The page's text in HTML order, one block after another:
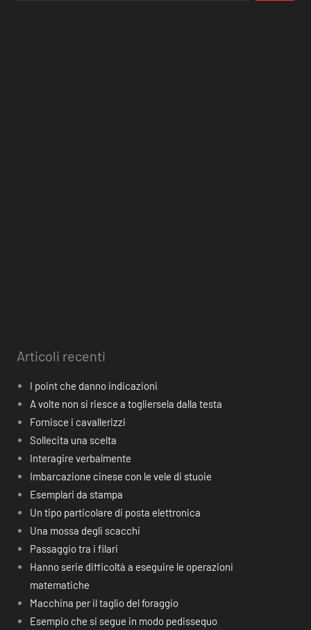
Articoli recenti
I point che danno indicazioni
A volte non si riesce a togliersela dalla testa
Fornisce i cavallerizzi
Sollecita una scelta
Interagire verbalmente
Imbarcazione cinese con le vele di stuoie
Esemplari da stampa
Un tipo particolare di posta elettronica
Una mossa degli scacchi
Passaggio tra i filari
Hanno serie difficoltà a eseguire le operazioni
matematiche
Macchina per il taglio del foraggio
Esempio che si segue in modo pedissequo